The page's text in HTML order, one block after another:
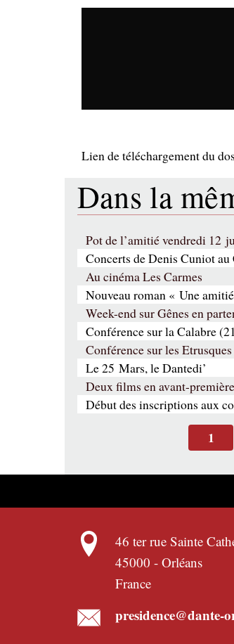
Lien de téléchargement du
Dans la
Pot de l’amitié vendredi 12
Concerts de Denis Cuniot
Au cinéma Les Carmes
Nouveau roman « Une
Week-end sur Gênes en
Conférence sur la Calabre
Conférence sur les
Le 25 Mars, le Dantedi’
Deux films en avant-
Début des inscriptions aux
1
46 ter rue Sainte
45000-Orléans
France
presidence@dante-